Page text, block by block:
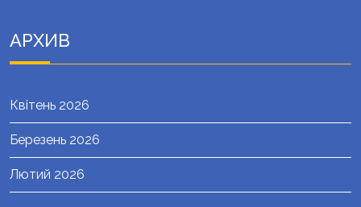
АРХИВ
Квітень 2026
Березень 2026
Лютий 2026